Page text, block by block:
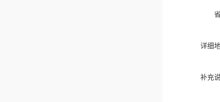
详细
补充